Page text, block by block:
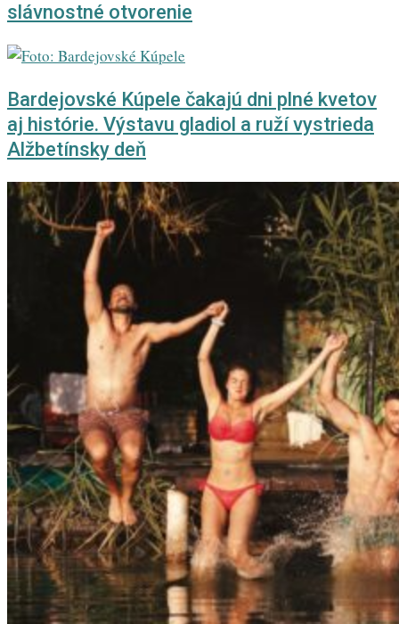
slávnostné otvorenie
Bardejovské Kúpele čakajú dni plné kvetov
aj histórie. Výstavu gladiol a ruží vystrieda
Alžbetínsky deň